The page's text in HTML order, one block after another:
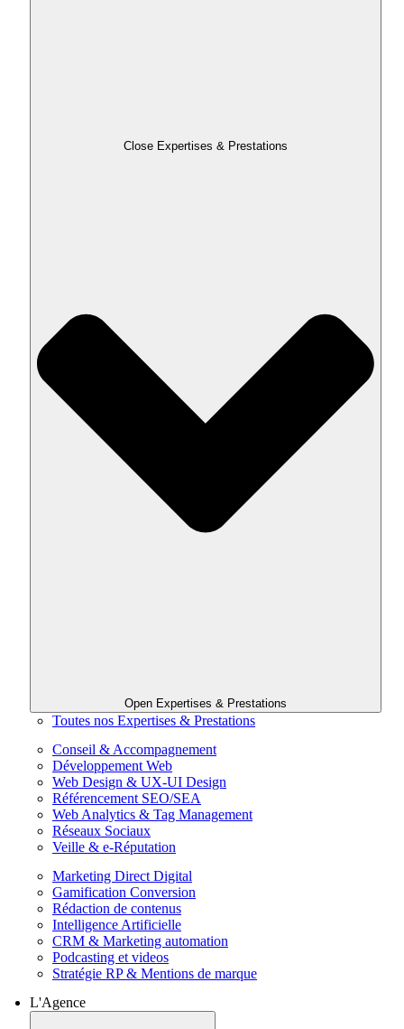
Close Expertises & Prestations
Open Expertises & Prestations
Toutes nos Expertises & Prestations
Conseil & Accompagnement
Développement Web
Web Design & UX-UI Design
Référencement SEO/SEA
Web Analytics & Tag Management
Réseaux Sociaux
Veille & e-Réputation
Marketing Direct Digital
Gamification Conversion
Rédaction de contenus
Intelligence Artificielle
CRM & Marketing automation
Podcasting et videos
Stratégie RP & Mentions de marque
L'Agence